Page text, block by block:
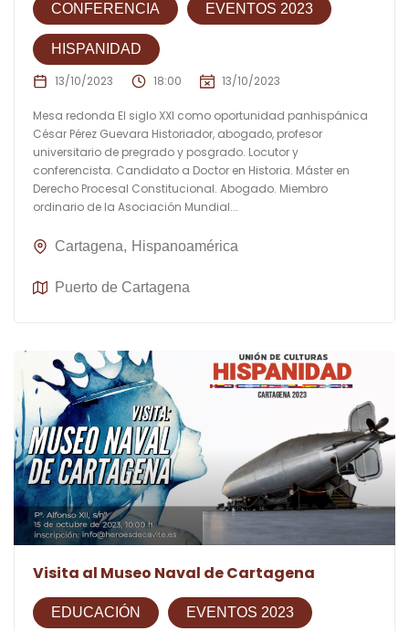
CONFERENCIA EVENTOS 2023
HISPANIDAD
13/10/2023 18:00 13/10/2023
Mesa redonda El siglo XXI como oportunidad panhispánica
César Pérez Guevara Historiador, abogado, profesor
universitario de pregrado y posgrado. Locutor y
conferencista. Candidato a Doctor en Historia. Máster en
Derecho Procesal Constitucional. Abogado. Miembro
ordinario de la Asociación Mundial...
Cartagena Hispanoamérica
Puerto de Cartagena
Visita al Museo Naval de Cartagena
EDUCACIÓN EVENTOS 2023